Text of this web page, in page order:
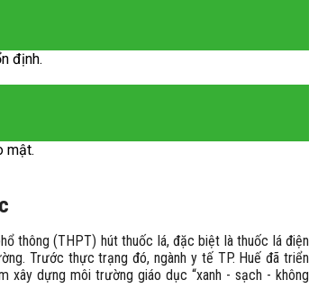
định.
mật.
thông (THPT) hút thuốc lá, đặc biệt là thuốc lá điện
Trước thực trạng đó, ngành y tế TP. Huế đã triển
xây dựng môi trường giáo dục “xanh - sạch - không